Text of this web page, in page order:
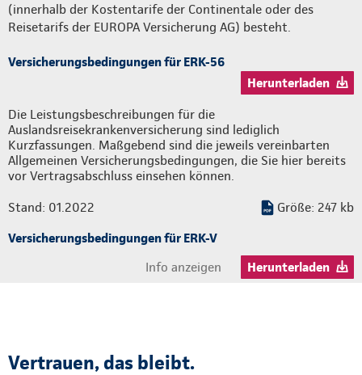
(innerhalb der Kostentarife der Continentale oder des
Reisetarifs der EUROPA Versicherung AG) besteht.
Versicherungsbedingungen für ERK-56
Herunterladen
Die Leistungsbeschreibungen für die
Auslandsreisekrankenversicherung sind lediglich
Kurzfassungen. Maßgebend sind die jeweils vereinbarten
Allgemeinen Versicherungsbedingungen, die Sie hier bereits
vor Vertragsabschluss einsehen können.
Stand: 01.2022
Größe: 247 kb
Versicherungsbedingungen für ERK-V
Info anzeigen
Herunterladen
Vertrauen, das bleibt.